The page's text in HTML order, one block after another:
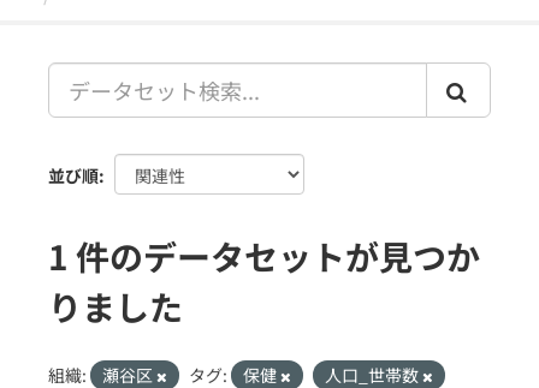
並び順
1 件のデータセットが見つか
りました
組織: 瀬谷区 タグ: 保健
人口_世帯数